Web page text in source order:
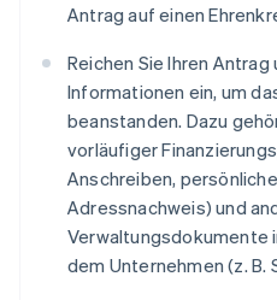
Antrag auf einen
Reichen Sie Ihren
Informationen ein, um
beanstanden. Dazu
vorläufiger
Anschreiben,
Adressnachweis) und
Verwaltungsdokumente
dem Unternehmen (z. B.